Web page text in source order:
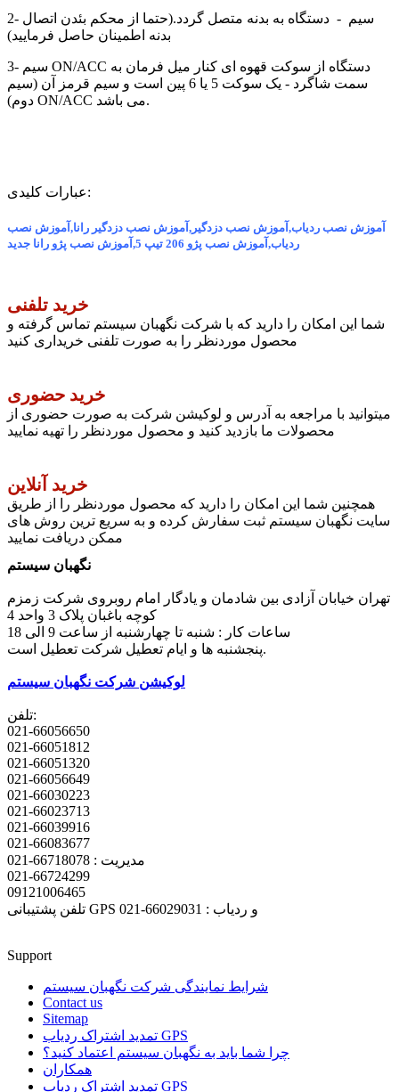
2- سیم - دستگاه به بدنه متصل گردد.(حتما از محکم بئدن اتصال
بدنه اطمینان حاصل فرمایید)
3- سیم ON/ACC دستگاه از سوکت قهوه ای کنار میل فرمان به
سمت شاگرد - یک سوکت 5 یا 6 پین است و سیم قرمز آن (سیم
دوم) ON/ACC می باشد.
عبارات کلیدی:
آموزش نصب ردیاب,آموزش نصب دزدگیر,آموزش نصب دزدگیر رانا,آموزش نصب
ردیاب,آموزش نصب پژو 206 تیپ 5,آموزش نصب پژو رانا جدید
خرید تلفنی
شما این امکان را دارید که با شرکت نگهبان سیستم تماس گرفته و
محصول موردنظر را به صورت تلفنی خریداری کنید
خرید حضوری
میتوانید با مراجعه به آدرس و لوکیشن شرکت به صورت حضوری از
محصولات ما بازدید کنید و محصول موردنظر را تهیه نمایید
خرید آنلاین
همچنین شما این امکان را دارید که محصول موردنظر را از طریق
سایت نگهبان سیستم ثبت سفارش کرده و به سریع ترین روش های
ممکن دریافت نمایید
نگهبان سیستم
تهران خیابان آزادی بین شادمان و یادگار امام روبروی شرکت زمزم
کوچه باغبان پلاک 3 واحد 4
پنجشنبه ها و ایام تعطیل شرکت تعطیل است.
لوکیشن شرکت نگهبان سیستم
تلفن:
021-66056650
021-66051812
021-66051320
021-66056649
021-66030223
021-66023713
021-66039916
021-66083677
مدیریت : 66718078-021
021-66724299
09121006465
تلفن پشتیبانی GPS و ردیاب : 66029031-021
Support
شرایط نمایندگی شرکت نگهبان سیستم
Contact us
Sitemap
تمدید اشتراک ردیاب GPS
چرا شما باید به نگهبان سیستم اعتماد کنید؟
همکاران
تمدید اشتراک ردیاب GPS